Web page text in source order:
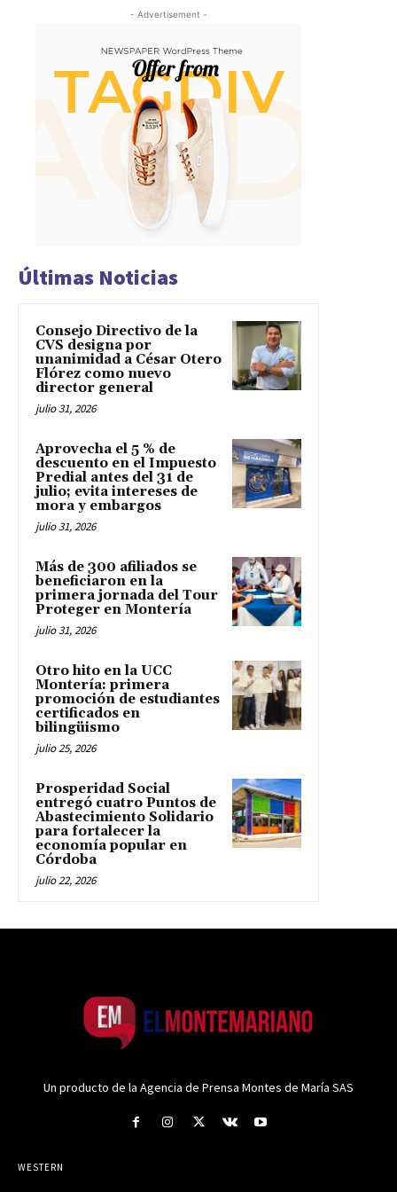
- Advertisement -
Últimas Noticias
Consejo Directivo de la
CVS designa por
unanimidad a César Otero
Flórez como nuevo
director general
julio 31, 2026
Aprovecha el 5 % de
descuento en el Impuesto
Predial antes del 31 de
julio; evita intereses de
mora y embargos
julio 31, 2026
Más de 300 afiliados se
beneficiaron en la
primera jornada del Tour
Proteger en Montería
julio 31, 2026
Otro hito en la UCC
Montería: primera
promoción de estudiantes
certificados en
bilingüismo
julio 25, 2026
Prosperidad Social
entregó cuatro Puntos de
Abastecimiento Solidario
para fortalecer la
economía popular en
Córdoba
julio 22, 2026
Un producto de la Agencia de Prensa Montes de María SAS
WESTERN